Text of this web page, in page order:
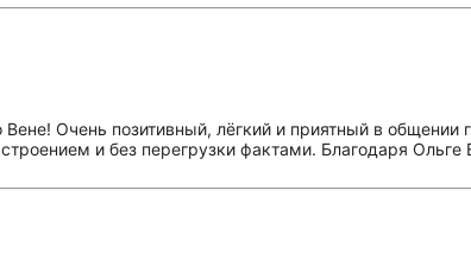
Очень позитивный, лёгкий и приятный в
и без перегрузки фактами. Благодаря